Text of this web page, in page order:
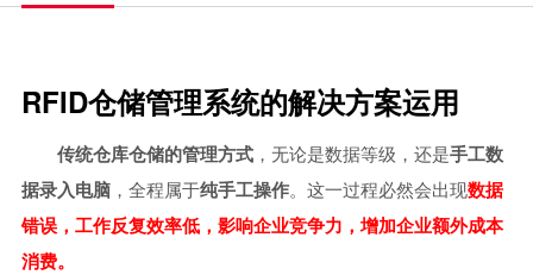
中小型企业MES系统
智能制造mes执行系统
车间生产管理MES系统
RFID仓储管理系统的解决方案运用
传统仓库仓储的管理方式，无论是数据等级，还是手工数
据录入电脑，全程属于纯手工操作。这一过程必然会出现数据
错误，工作反复效率低，影响企业竞争力，增加企业额外成本
消费。